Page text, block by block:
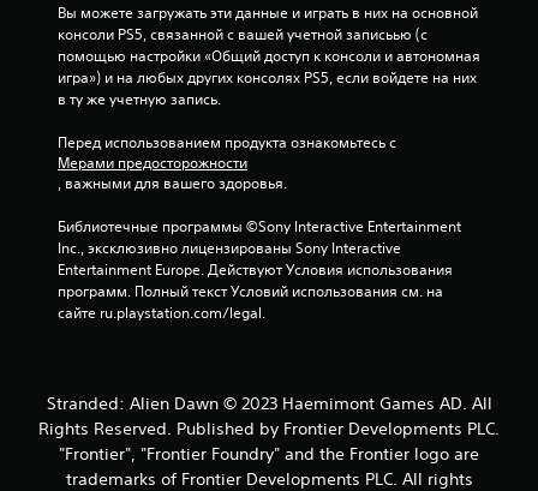
Вы можете загружать эти данные и играть в них на основной
консоли PS5, связанной с вашей учетной записьью (с
помощью настройки «Общий доступ к консоли и автономная
игра») и на любых других консолях PS5, если войдете на них
в ту же учетную запись.
Перед использованием продукта ознакомьтесь с
Мерами предосторожности
, важными для вашего здоровья.
Библиотечные программы ©Sony Interactive Entertainment
Inc., эксклюзивно лицензированы Sony Interactive
Entertainment Europe. Действуют Условия использования
программ. Полный текст Условий использования см. на
сайте ru.playstation.com/legal.
Stranded: Alien Dawn © 2023 Haemimont Games AD. All
Rights Reserved. Published by Frontier Developments PLC.
"Frontier", "Frontier Foundry" and the Frontier logo are
trademarks of Frontier Developments PLC. All rights